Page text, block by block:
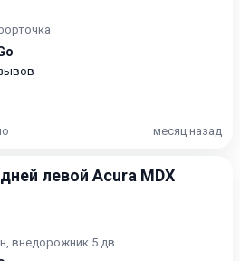
месяц назад
левой Acura MDX
внедорожник 5 дв.